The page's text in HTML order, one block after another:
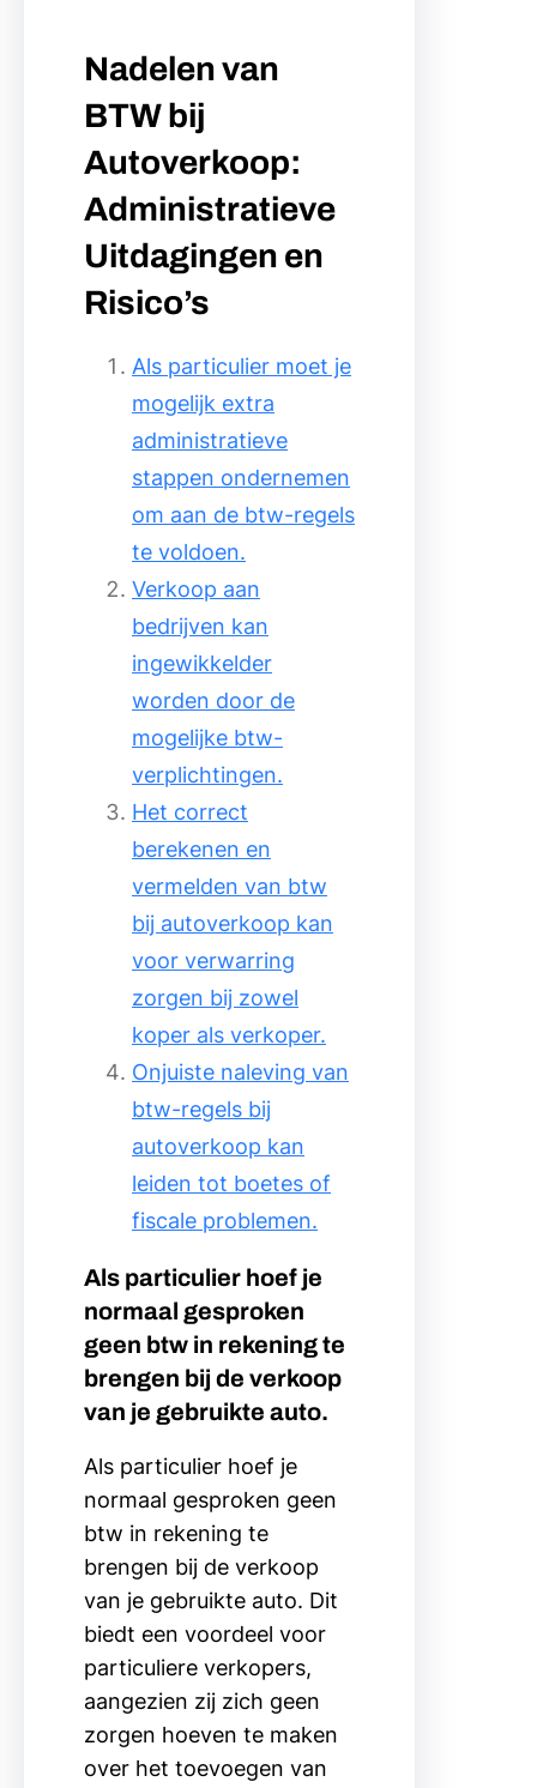
Nadelen van
BTW bij
Autoverkoop:
Administratieve
Uitdagingen en
Risico’s
Als particulier moet je
mogelijk extra
administratieve
stappen ondernemen
om aan de btw-regels
te voldoen.
Verkoop aan
bedrijven kan
ingewikkelder
worden door de
mogelijke btw-
verplichtingen.
Het correct
berekenen en
vermelden van btw
bij autoverkoop kan
voor verwarring
zorgen bij zowel
koper als verkoper.
Onjuiste naleving van
btw-regels bij
autoverkoop kan
leiden tot boetes of
fiscale problemen.
Als particulier hoef je
normaal gesproken
geen btw in rekening te
brengen bij de verkoop
van je gebruikte auto.
Als particulier hoef je
normaal gesproken geen
btw in rekening te
brengen bij de verkoop
van je gebruikte auto. Dit
biedt een voordeel voor
particuliere verkopers,
aangezien zij zich geen
zorgen hoeven te maken
over het toevoegen van